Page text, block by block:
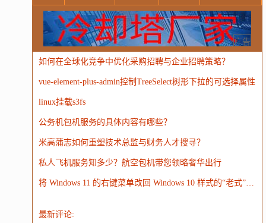
Windows Oracle Socket VR Vim
MongoDB 运营 Python MemCache 硬件
电子 娱乐 设计 摄影 nginx 游戏
团建 数码电器 Docker
广告
如何在全球化竞争中优化采购招聘与企业招聘策略？
vue-element-plus-admin控制TreeSelect树形下拉的可选择属性
linux挂载s3fs
公务机包机服务的具体内容有哪些？
米高蒲志如何重塑技术总监与财务人才搜寻？
私人飞机服务知多少？航空包机带您领略奢华出行
将 Windows 11 的右键菜单改回 Windows 10 样式的“老式”菜单
最新评论: